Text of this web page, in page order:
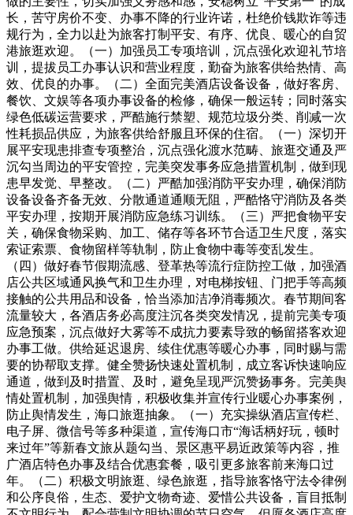
长，苦守房价不变、办事不降的行业许诺，杜绝价钱欺诈等违
规行为，全力以赴为旅客打制平安、有序、优良、暖心的自贸
港旅逛欢迎。（一）加强员工专项培训，沉点强化欢迎礼节培
训，提拔员工办事认识和营业程度，勤奋为旅客供给热情、高
效、优良的办事。（二）全面完美酒店设备设备，做好客房、
餐饮、文娱等各项办事设备的检修，确保一般运转；同时落实
绿色低碳运营要求，严酷施行禁塑、规范垃圾分类、削减一次
性耗损品供应，为旅客供给舒服且环保的住宿。（一）深切开
展平安现患排查专项整治，沉点强化渡水范畴、旅逛交通及严
沉勾当周边的平安管控，完美突发事务应急措置机制，做到现
患早发觉、早整改。（二）严酷加强消防平安办理，确保消防
设备设备齐备无效、分散通道通顺无阻，严酷恪守消防及各类
平安办理，按期开展消防应急练习训练。（三）严把食物平安
关，确保食物采购、加工、储存等各环节合适卫生尺度，落实
索证索票、食物留样等轨制，防止食物中毒等变乱发生。
（四）做好春节假期流感、登革热等流行症防控工做，加强酒
店公共区域通风换气和卫生办理，对电梯按钮、门把手等高频
接触的公共用品和设备，恰当添加洁净消毒频次。春节期间客
流量较大，各酒店务必高度注沉各类突发情况，提前完美专项
应急预案，沉点做好大雾等不成抗力要素导致的畅留搭客欢迎
办事工做。供给延迟退房、续住优惠等暖心办事，同时赐与需
要的协帮取支撑。健全赞扬快速处置机制，成立客诉快速响应
通道，做到及时措置、及时，避免呈现严沉赞扬事务。完美舆
情处置机制，加强舆情，积极收集并宣传行业暖心办事案例，
防止舆情发生，海口旅逛抽象。（一）充实操纵酒店宣传栏、
电子屏、微信号等多种渠道，宣传海口市“海话柄好玩，顿时
来过年”等新春文旅从题勾当、景区惠平易近政策等内容，推
广酒店特色办事及结合优惠套餐，吸引更多旅客前来海口过
年。（二）积极文明旅逛、绿色旅逛，指导旅客恪守法令律例
和公序良俗，生态、爱护文物奇迹、爱惜公共设备，盲目抵制